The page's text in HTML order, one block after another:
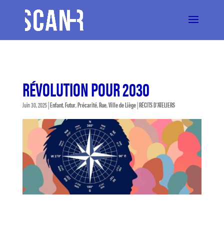
RÉVOLUTION POUR 2030
Juin 30, 2025|Enfant,Futur,Précarité,Rue,Ville de Liège|RÉCITS D'ATELIERS